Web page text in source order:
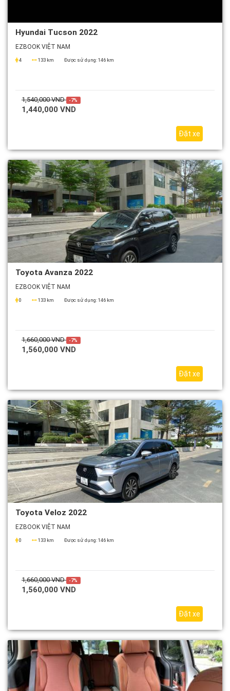
Hyundai Tucson 2022
EZBOOK VIỆT NAM
4 133 km Được sử dụng:146 km
1,540,000 VND -7%
1,440,000 VND
Đặt xe
Toyota Avanza 2022
EZBOOK VIỆT NAM
0 133 km Được sử dụng:146 km
1,660,000 VND -7%
1,560,000 VND
Đặt xe
Toyota Veloz 2022
EZBOOK VIỆT NAM
0 133 km Được sử dụng:146 km
1,660,000 VND -7%
1,560,000 VND
Đặt xe